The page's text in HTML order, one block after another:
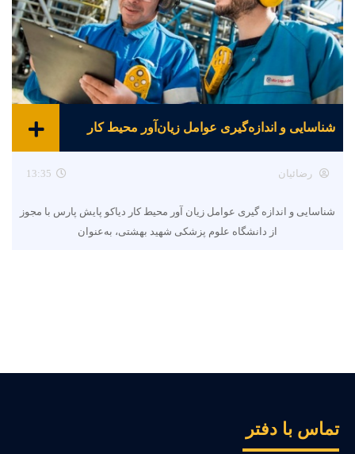
شناسایی و اندازه‌گیری عوامل زیان‌آور محیط کار
رضائیان 13:35
شناسایی و اندازه گیری عوامل زیان آور محیط کار دیاکو پایش پارس با مجوز
از دانشگاه علوم پزشکی شهید بهشتی، به‌عنوان
با دفتر